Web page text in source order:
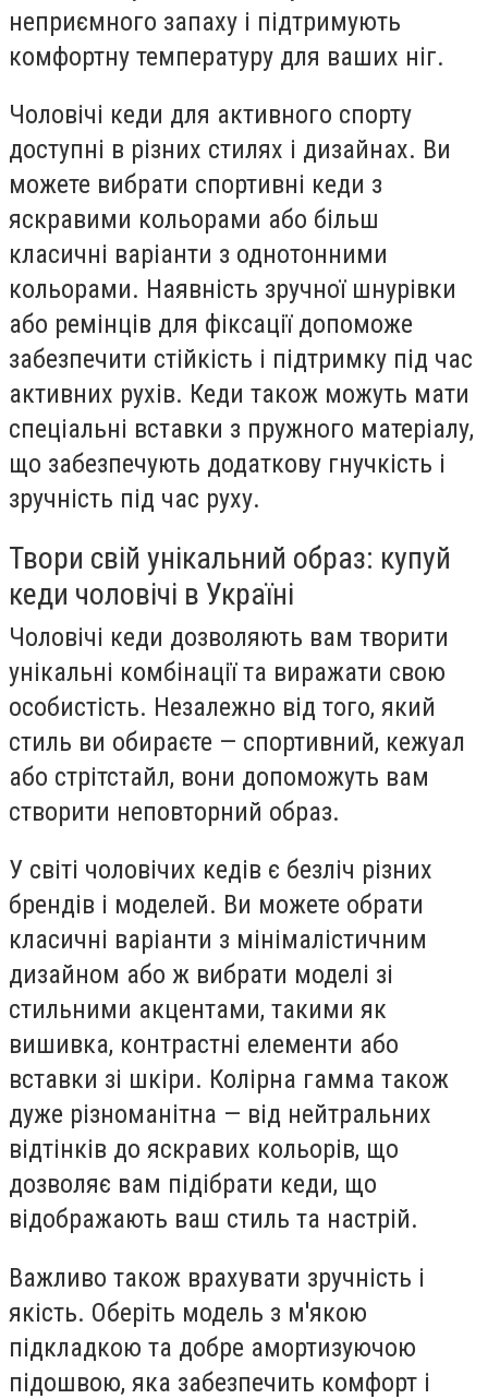
неприємного запаху і підтримують
комфортну температуру для ваших ніг.
Чоловічі кеди для активного спорту
доступні в різних стилях і дизайнах. Ви
можете вибрати спортивні кеди з
яскравими кольорами або більш
класичні варіанти з однотонними
кольорами. Наявність зручної шнурівки
або ремінців для фіксації допоможе
забезпечити стійкість і підтримку під час
активних рухів. Кеди також можуть мати
спеціальні вставки з пружного матеріалу,
що забезпечують додаткову гнучкість і
зручність під час руху.
Твори свій унікальний образ: купуй
кеди чоловічі в Україні
Чоловічі кеди дозволяють вам творити
унікальні комбінації та виражати свою
особистість. Незалежно від того, який
стиль ви обираєте — спортивний, кежуал
або стрітстайл, вони допоможуть вам
створити неповторний образ.
У світі чоловічих кедів є безліч різних
брендів і моделей. Ви можете обрати
класичні варіанти з мінімалістичним
дизайном або ж вибрати моделі зі
стильними акцентами, такими як
вишивка, контрастні елементи або
вставки зі шкіри. Колірна гамма також
дуже різноманітна — від нейтральних
відтінків до яскравих кольорів, що
дозволяє вам підібрати кеди, що
відображають ваш стиль та настрій.
Важливо також врахувати зручність і
якість. Оберіть модель з м'якою
підкладкою та добре амортизуючою
підошвою, яка забезпечить комфорт і